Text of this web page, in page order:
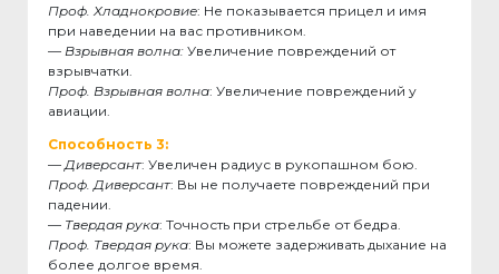
Проф. Хладнокровие: Не показывается прицел и имя
при наведении на вас противником.
— Взрывная волна: Увеличение повреждений от
взрывчатки.
Проф. Взрывная волна: Увеличение повреждений у
авиации.
Способность 3:
—Диверсант: Увеличен радиус в рукопашном бою.
Проф. Диверсант: Вы не получаете повреждений при
падении.
— Твердая рука: Точность при стрельбе от бедра.
Проф. Твердая рука: Вы можете задерживать дыхание на
более долгое время.